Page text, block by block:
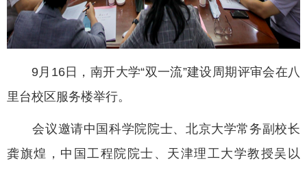
9月16日，南开大学“双一流”建设周期评审会在八
里台校区服务楼举行。
会议邀请中国科学院院士、北京大学常务副校长
龚旗煌，中国工程院院士、天津理工大学教授吴以